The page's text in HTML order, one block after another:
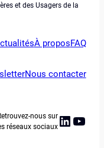
et des Usagers de la
À proposFAQ
Nous contacter
nous sur
réseaux sociaux